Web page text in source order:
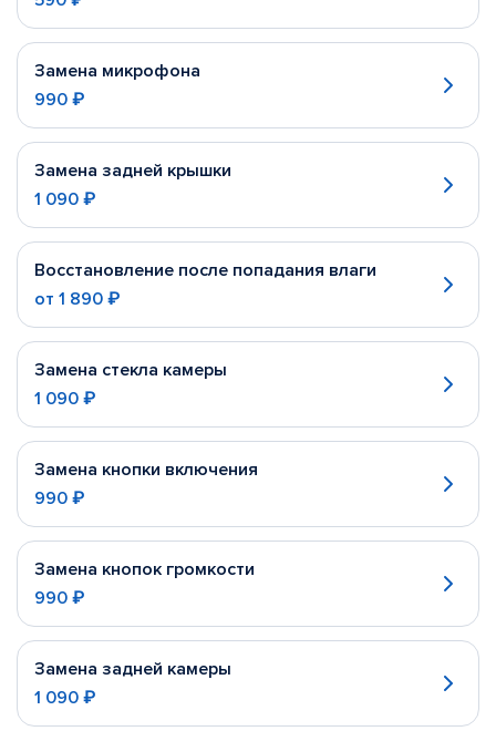
Замена микрофона
990 ₽
Замена задней крышки
1 090 ₽
Восстановление после попадания влаги
от 1 890 ₽
Замена стекла камеры
1 090 ₽
Замена кнопки включения
990 ₽
Замена кнопок громкости
990 ₽
Замена задней камеры
1 090 ₽